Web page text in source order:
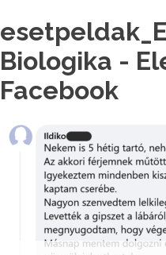
Biologika -
Facebook